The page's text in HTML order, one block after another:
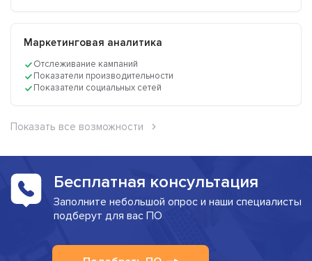
Маркетинговая аналитика
Отслеживание кампаний
Показатели производительности
Показатели социальных сетей
Показать все возможности
Бесплатная консультация
Заполните небольшой опрос и наши специалисты
подберут для вас ПО